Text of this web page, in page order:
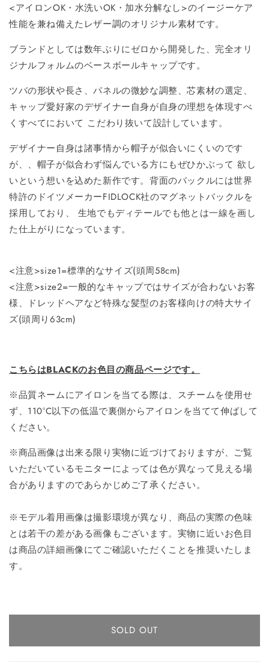
<アイロンOK・水洗いOK・加水分解なし>のイージーケア
性能を兼ね備えたレザー調のオリジナル素材です。
ブランドとしては数年ぶりにゼロから開発した、完全オリ
ジナルフォルムのベースボールキャップです。
ツバの形状や⻑さ、パネルの微妙な調整、芯素材の選定、
キャップ愛好家のデザイナー自身が自身の理想を体現すべ
くすべてにおいて こだわり抜いて設計しています。
デザイナー自身は諸事情から帽子が似合いにくいのです
が、、帽子が似合わず悩んでいる方にもぜひかぶって 欲し
いという想いを込めた新作です。背面のバックルには世界
特許のドイツメーカーFIDLOCK社のマグネットバックルを
採用しており、 生地でもディテールでも他とは一線を画し
た仕上がりになっています。
<注意>size1=標準的なサイズ(頭周58cm)
<注意>size2=一般的なキャップではサイズが合わないお客
様、ドレッドヘアなど特殊な髪型のお客様向けの特大サイ
ズ(頭周り63cm)
こちらはBLACKのお色目の商品ページです。
※品質ネームにアイロンを当てる際は、スチームを使用せ
ず、110°C以下の低温で裏側からアイロンを当てて伸ばして
ください。
※商品画像は出来る限り実物に近づけておりますが、ご覧
いただいているモニターによっては色が異なって見える場
合がありますのであらかじめご了承ください。
※モデル着用画像は撮影環境が異なり、商品の実際の色味
とは若干の差がある画像もございます。実物に近いお色目
は商品の詳細画像にてご確認いただくことを推奨いたしま
す。
SOLD OUT